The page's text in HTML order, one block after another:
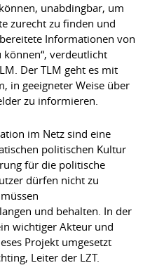
unabdingbar, um
zurecht zu finden und
Informationen von
können“, verdeutlicht
Der TLM geht es mit
in geeigneter Weise über
zu informieren.
im Netz sind eine
politischen Kultur
für die politische
dürfen nicht zu
und behalten. In der
wichtiger Akteur und
Projekt umgesetzt
Leiter der LZT.